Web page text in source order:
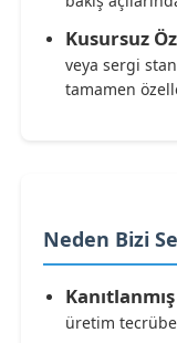
Kusursuz
veya sergi
tamamen
Neden Bizi
üretim